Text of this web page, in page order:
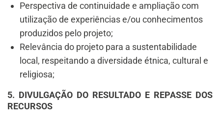
Perspectiva de continuidade e ampliação com
utilização de experiências e/ou conhecimentos
produzidos pelo projeto;
Relevância do projeto para a sustentabilidade
local, respeitando a diversidade étnica, cultural e
religiosa;
5. DIVULGAÇÃO DO RESULTADO E REPASSE DOS
RECURSOS